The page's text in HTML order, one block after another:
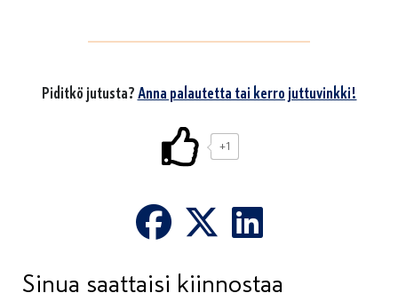
Piditkö jutusta?Anna palautetta tai kerro juttuvinkki!
+1
Sinua saattaisi kiinnostaa